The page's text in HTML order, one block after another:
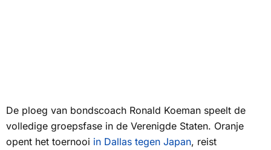
De ploeg van bondscoach Ronald Koeman speelt de
volledige groepsfase in de Verenigde Staten. Oranje
opent het toernooi in Dallas tegen Japan, reist